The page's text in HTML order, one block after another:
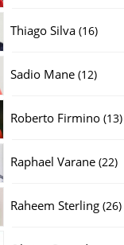
Thiago Silva 1616
Sadio Mane 1212
Roberto Firmino 1313
Raphael Varane 2222
Raheem Sterling 2626